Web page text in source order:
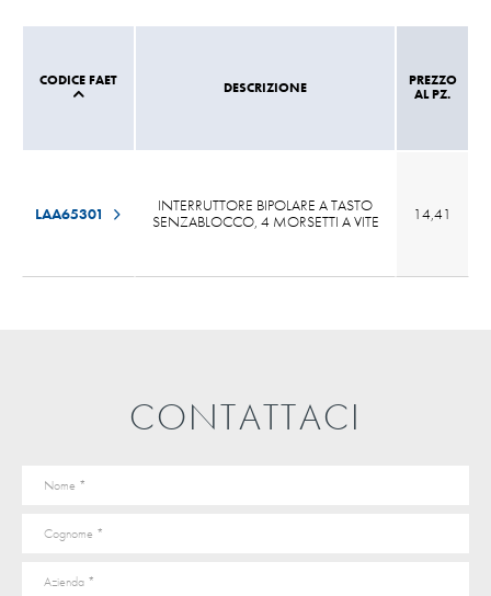
CODICE FAET DESCRIZIONE
LAA65301
INTERRUTTORE BIPOLARE A TASTO
SENZABLOCCO, 4 MORSETTI A VITE
PREZZO
AL PZ.
14,41
CONTATTACI